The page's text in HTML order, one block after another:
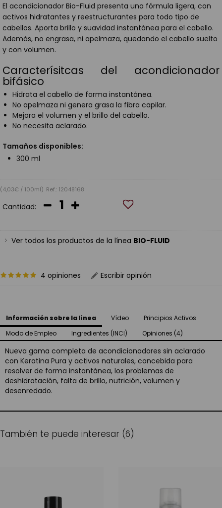
El acondicionador Bio-Fluid presenta una fórmula ligera, con
activos hidratantes y reestructurantes para todo tipo de
cabellos. Aporta brillo y suavidad instantánea para el cabello.
Además, no engrasa, ni apelmaza, quedando el cabello suelto
y con volumen.
Caracterísitcas del acondicionador
bifásico
Hidrata el cabello de forma instantánea.
No apelmaza ni genera grasa la fibra capilar.
Mejora el volumen y el brillo del cabello.
No necesita aclarado.
Tamaños disponibles:
300 ml
(4,03€ / 100ml) Ref.: 12048168
Cantidad:
Ver todos los productos de la línea BIO-FLUID
4 opiniones Escribir opinión
Información sobre la línea Vídeo
Principios Activos
Modo de Empleo
Ingredientes (INCI) Opiniones (4)
Nueva gama completa de acondicionadores sin aclarado
con Keratina Pura y activos naturales, concebida para
resolver de forma instantánea, los problemas de
deshidratación, falta de brillo, nutrición, volumen y
desenredado.
También te puede interesar (6)